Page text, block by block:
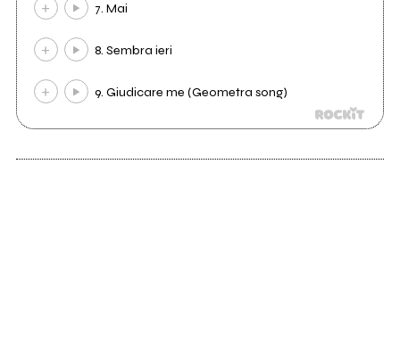
7. Mai
8. Sembra ieri
9. Giudicare me (Geometra song)